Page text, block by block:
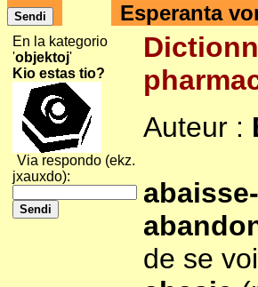
Esperanta
En la kategorio
'objektoj'
Kio estas tio?
Via respondo (ekz.
jxauxdo):
Auteur :
de se